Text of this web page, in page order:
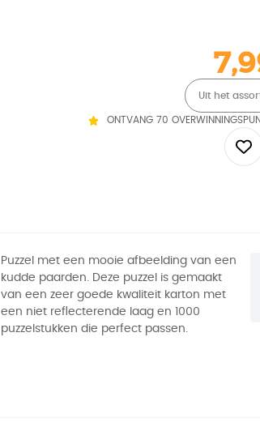
Uit het
ONTVANG 70
Puzzel met een mooie afbeelding van een
kudde paarden. Deze puzzel is gemaakt
van een zeer goede kwaliteit karton met
een niet reflecterende laag en 1000
puzzelstukken die perfect passen.